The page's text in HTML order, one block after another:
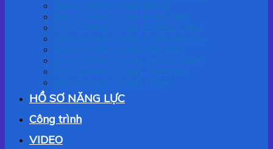
HỒ SƠ NĂNG LỰC
Công trình
VIDEO